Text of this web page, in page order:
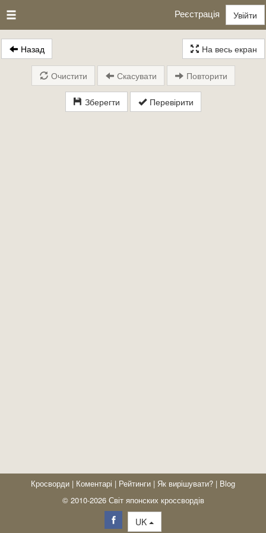
Реєстрація Увійти
Назад На весь екран
Зберегти Перевірити
Очистити Скасувати Повторити
Кросворди | Коментарі | Рейтинги | Як вирішувати? | Blog
© 2010-2026 Світ японских кроссвордів
UK